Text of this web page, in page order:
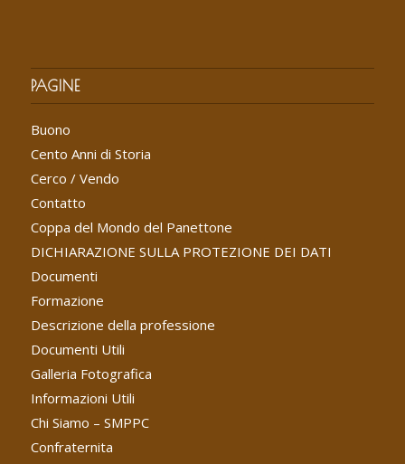
PAGINE
Buono
Cento Anni di Storia
Cerco / Vendo
Contatto
Coppa del Mondo del Panettone
DICHIARAZIONE SULLA PROTEZIONE DEI DATI
Documenti
Formazione
Descrizione della professione
Documenti Utili
Galleria Fotografica
Informazioni Utili
Chi Siamo – SMPPC
Confraternita